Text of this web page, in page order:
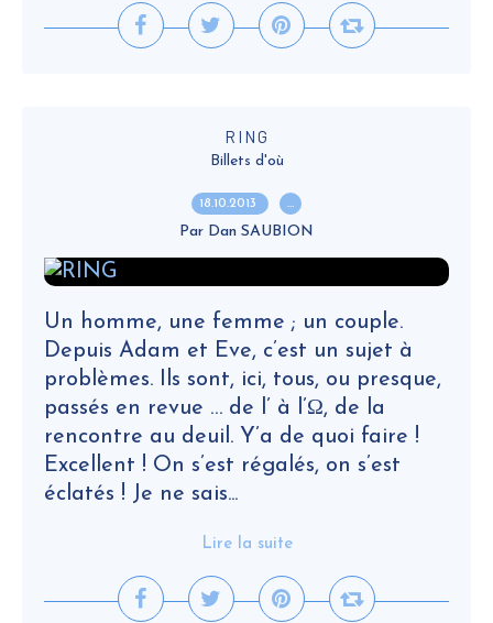
RING
Billets d'où
18.10.2013 …
Par Dan SAUBION
Un homme, une femme ; un couple.
Depuis Adam et Eve, c’est un sujet à
problèmes. Ils sont, ici, tous, ou presque,
passés en revue … de l’ à l’Ω, de la
rencontre au deuil. Y’a de quoi faire !
Excellent ! On s’est régalés, on s’est
éclatés ! Je ne sais...
Lire la suite